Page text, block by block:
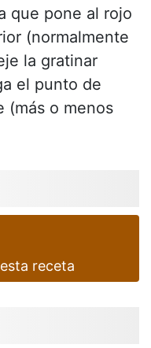
que pone al rojo
(normalmente
la gratinar
el punto de
(más o menos
receta